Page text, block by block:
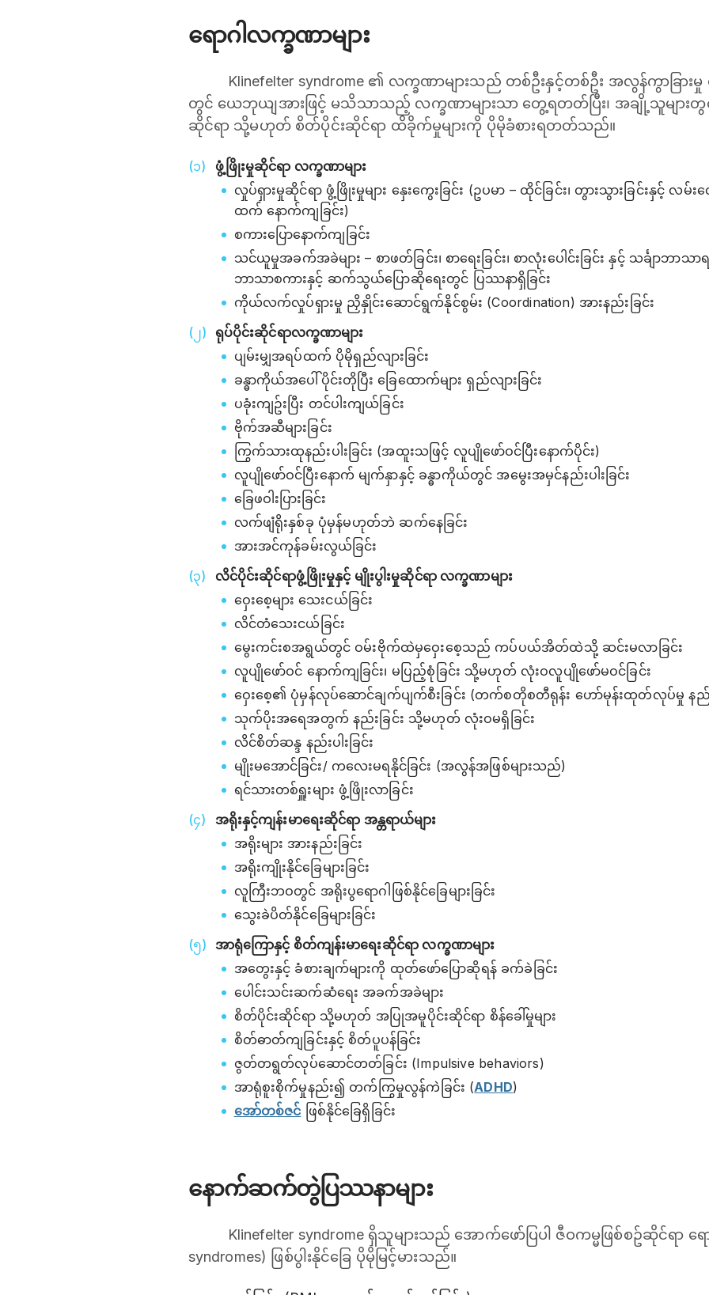
‌ရောဂါလက္ခဏာများ
Klinefelter syndrome ၏ လက္ခဏာများသည် တစ်ဦးနှင့်တစ်ဦး အလွန်ကွာခြား
တွင် ယေဘုယျအားဖြင့် မသိသာသည့် လက္ခဏာများသာ တွေ့ရတတ်ပြီး၊ အချို့သူများတွင်
ဆိုင်ရာ သို့မဟုတ် စိတ်ပိုင်းဆိုင်ရာ ထိခိုက်မှုများကို ပိုမိုခံစားရတတ်သည်။
ဖွံ့ဖြိုးမှုဆိုင်ရာ လက္ခဏာများ
လှုပ်ရှားမှုဆိုင်ရာ ဖွံ့ဖြိုးမှုများ နှေးကွေးခြင်း (ဥပမာ – ထိုင်ခြင်း၊ တွားသွားခြင်းနှင့် လ
ထက် နောက်ကျခြင်း)
စကားပြောနောက်ကျခြင်း
သင်ယူမှုအခက်အခဲများ – စာဖတ်ခြင်း၊ စာရေးခြင်း၊ စာလုံးပေါင်းခြင်း နှင့် သင်္ချာဘ
ဘာသာစကားနှင့် ဆက်သွယ်ပြောဆိုရေးတွင် ပြဿနာရှိခြင်း
ကိုယ်လက်လှုပ်ရှားမှု ညှိနှိုင်းဆောင်ရွက်နိုင်စွမ်း (Coordination) အားနည်းခြင်း
ရုပ်ပိုင်းဆိုင်ရာလက္ခဏာများ
ပျမ်းမျှအရပ်ထက် ပိုမိုရှည်လျားခြင်း
ခန္ဓာကိုယ်အပေါ်ပိုင်းတိုပြီး ခြေထောက်များ ရှည်လျားခြင်း
ပခုံးကျဥ်းပြီး တင်ပါးကျယ်ခြင်း
ဗိုက်အဆီများခြင်း
ကြွက်သားထုနည်းပါးခြင်း (အထူးသဖြင့် လူပျိုဖော်ဝင်ပြီးနောက်ပိုင်း)
လူပျိုဖော်ဝင်ပြီးနောက် မျက်နှာနှင့် ခန္ဓာကိုယ်တွင် အမွေးအမှင်နည်းပါးခြင်း
ခြေဖဝါးပြားခြင်း
လက်ဖျံရိုးနှစ်ခု ပုံမှန်မဟုတ်ဘဲ ဆက်နေခြင်း
အားအင်ကုန်ခမ်းလွယ်ခြင်း
လိင်ပိုင်းဆိုင်ရာဖွံ့ဖြိုးမှုနှင့် မျိုးပွါးမှုဆိုင်ရာ လက္ခဏာများ
ဝှေးစေ့များ သေးငယ်ခြင်း
လိင်တံသေးငယ်ခြင်း
မွေးကင်းစအရွယ်တွင် ဝမ်းဗိုက်ထဲမှဝှေးစေ့သည် ကပ်ပယ်အိတ်ထဲသို့ ဆင်းမလာခြင်း
လူပျိုဖော်ဝင် နောက်ကျခြင်း၊ မပြည့်စုံခြင်း သို့မဟုတ် လုံးဝလူပျိုဖော်မဝင်ခြင်း
ဝှေးစေ့၏ ပုံမှန်လုပ်ဆောင်ချက်ပျက်စီးခြင်း (တက်စတိုစတီရုန်း ‌ဟော်မုန်းထုတ်လုပ်မှု နည်းပ
သုက်ပိုးအရေအတွက် နည်းခြင်း သို့မဟုတ် လုံးဝမရှိခြင်း
လိင်စိတ်ဆန္ဒ နည်းပါးခြင်း
မျိုးမအောင်ခြင်း/ ကလေးမရနိုင်ခြင်း (အလွန်အဖြစ်များသည်)
ရင်သားတစ်ရှူးများ ဖွံ့ဖြိုးလာခြင်း
အရိုးနှင့်ကျန်းမာရေးဆိုင်ရာ အန္တရာယ်များ
အရိုးများ အားနည်းခြင်း
အရိုးကျိုးနိုင်ခြေများခြင်း
လူကြီးဘဝတွင် အရိုးပွရောဂါဖြစ်နိုင်ခြေများခြင်း
သွေးခဲပိတ်နိုင်ခြေများခြင်း
အာရုံကြောနှင့် စိတ်ကျန်းမာရေးဆိုင်ရာ လက္ခဏာများ
အတွေးနှင့် ခံစားချက်များကို ထုတ်ဖော်ပြောဆိုရန် ခက်ခဲခြင်း
ပေါင်းသင်းဆက်ဆံရေး အခက်အခဲများ
စိတ်ပိုင်းဆိုင်ရာ သို့မဟုတ် အပြုအမူပိုင်းဆိုင်ရာ စိန်‌ခေါ်မှုများ
စိတ်ဓာတ်ကျခြင်းနှင့် စိတ်ပူပန်ခြင်း
ဇွတ်တရွတ်လုပ်ဆောင်တတ်ခြင်း (Impulsive behaviors)
အာရုံစူးစိုက်မှုနည်း၍ တက်ကြွမှုလွန်ကဲခြင်း (ADHD)
အော်တစ်ဇင် ဖြစ်နိုင်ခြေရှိခြင်း
နောက်ဆက်တွဲပြဿနာများ
Klinefelter syndrome ရှိသူများသည် အောက်ဖော်ပြပါ ဇီဝကမ္မဖြစ်စဥ်ဆိုင်ရာ ရော
syndromes) ဖြစ်ပွါးနိုင်ခြေ ပိုမိုမြင့်မားသည်။